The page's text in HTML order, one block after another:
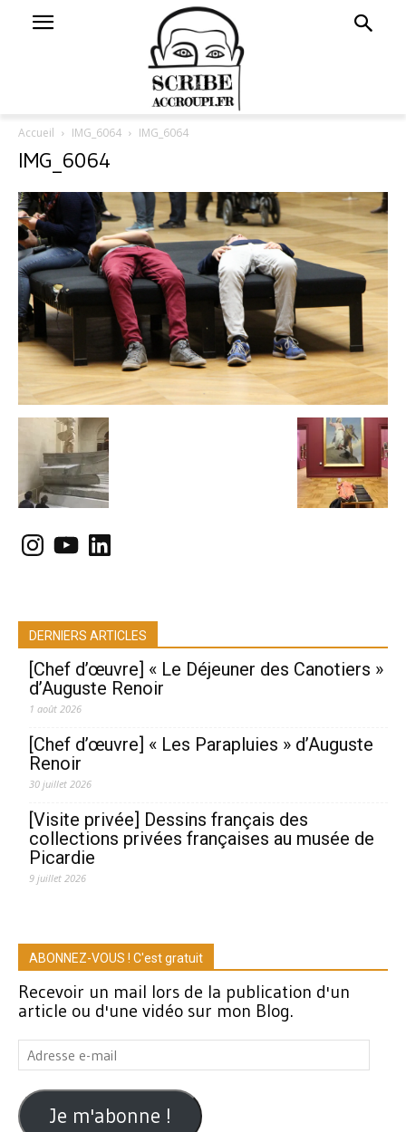
Accueil IMG_6064 IMG_6064
IMG_6064
Instagram
YouTubeLinkedIn
DERNIERS ARTICLES
[Chef d’œuvre] « Le Déjeuner des Canotiers »
d’Auguste Renoir
1 août 2026
[Chef d’œuvre] « Les Parapluies » d’Auguste
Renoir
30 juillet 2026
[Visite privée] Dessins français des
collections privées françaises au musée de
Picardie
9 juillet 2026
ABONNEZ-VOUS ! C'est gratuit
Recevoir un mail lors de la publication d'un
article ou d'une vidéo sur mon Blog.
Adresse
e-
mail
Je m'abonne !